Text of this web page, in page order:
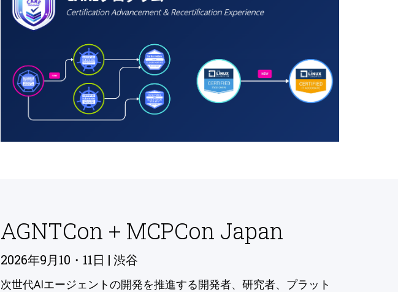
AGNTCon + MCPCon Japan
2026年9月10・11日 | 渋谷
次世代AIエージェントの開発を推進する開発者、研究者、プラット